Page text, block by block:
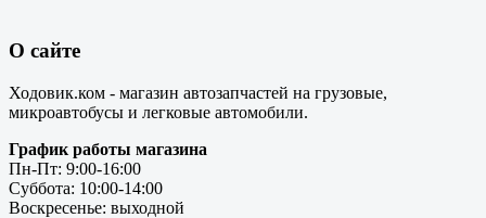
О сайте
Ходовик.ком - магазин автозапчастей на грузовые,
микроавтобусы и легковые автомобили.
График работы магазина
Пн-Пт: 9:00-16:00
Суббота: 10:00-14:00
Воскресенье: выходной